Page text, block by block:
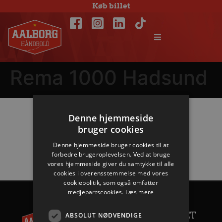
Køb billet
Rema 1000 Hadsund
Hovedpartnere
HÅNDBOLD
+45 96
ANDET
Denne hjemmeside
bruger cookies
Denne hjemmeside bruger cookies til at
forbedre brugeroplevelsen. Ved at bruge
vores hjemmeside giver du samtykke til alle
cookies i overensstemmelse med vores
cookiepolitik, som også omfatter
tredjepartscookies. Læs mere
ABSOLUT NØDVENDIGE